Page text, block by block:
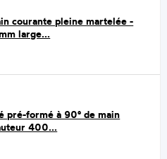
courante pleine martelée -
large...
pré-formé à 90° de main
400...